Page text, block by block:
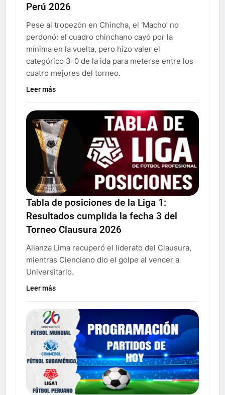
Perú 2026
Pese al tropezón en Chincha, el ‘Macho’ no
perdonó: el cuadro chinchano cayó por la
mínima en la vuelta, pero hizo valer el
categórico 3-0 de la ida para meterse entre los
cuatro mejores del torneo.
Leer más
Tabla de posiciones de la Liga 1:
Resultados cumplida la fecha 3 del
Torneo Clausura 2026
Alianza Lima recuperó el liderato del Clausura,
mientras Cienciano dio el golpe al vencer a
Universitario.
Leer más